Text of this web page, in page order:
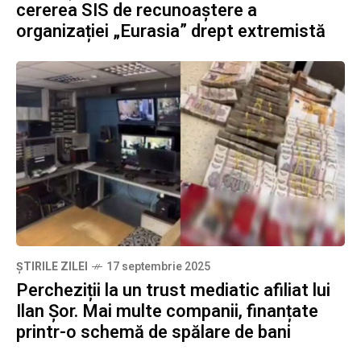
cererea SIS de recunoaștere a
organizației „Eurasia” drept extremistă
ȘTIRILE ZILEI 17 septembrie 2025
Percheziții la un trust mediatic afiliat lui
Ilan Șor. Mai multe companii, finanțate
printr-o schemă de spălare de bani